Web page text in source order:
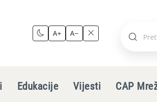
A+ A−
Pretraži
Edukacije Vijesti CAP